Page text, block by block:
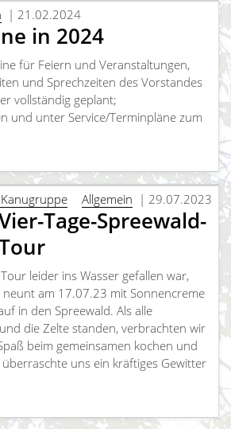
| 21.02.2024
in 2024
für Feiern und Veranstaltungen,
und Sprechzeiten des Vorstandes
vollständig geplant;
und unter Service/Terminpläne zum
Allgemein | 29.07.2023
Tage-Spreewald-
leider ins Wasser gefallen war,
am 17.07.23 mit Sonnencreme
in den Spreewald. Als alle
die Zelte standen, verbrachten wir
beim gemeinsamen kochen und
uns ein kräftiges Gewitter